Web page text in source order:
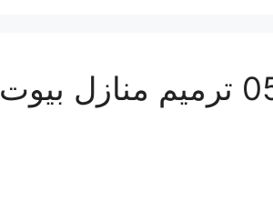
شركة ترميم بالدمام خصم يبدأ من 25 % | 0547879578 ترميم منازل بيوت